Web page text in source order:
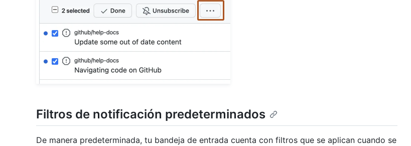
Filtros de notificación predeterminados
De manera predeterminada, tu bandeja de entrada cuenta con filtros que se aplican cuando se